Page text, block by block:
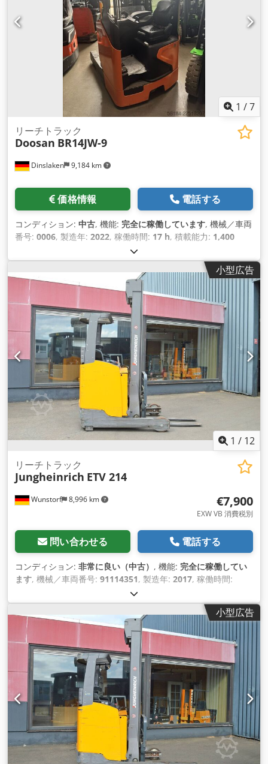
1 /7
Dinslaken 9,184 km
リーチトラック
Doosan BR14JW-9
価格情報 電話する
コンディション: 中古, 機能: 完全に稼働しています, 機械／車両
番号: 0006, 製造年: 2022, 稼働時間: 17 h, 積載能力: 1,400
6,000 mm
mm, 燃料の種類:電気, マスト型式:トリプレックス, 建設高:
2,490 mm
, フォークキャリッジ幅:813 mm, フォーク長:
1,150 mm, 空車重量:3,530 kg（キログラム）
mm
, 建設幅: 1,270 mm,
小型広告
1 / 12
Wunstorf 8,996 km
リーチトラック
Jungheinrich ETV 214
€7,900
EXW VB 消費税別
問い合わせる 電話する
コンディション: 非常に良い（中古） , 機能: 完全に稼働してい
ます, 機械／車両番号: 91114351, 製造年: 2017, 稼働時間:
1,400 kg（キログラム）
フリーリフト:2,200 mm, 荷重中心:600 mm, 燃料の種類:電
気, マスト型式: トリプレックス, バッテリー容量:775 ああ, バ
ッテリー電圧:
, フロントタイヤタイプ: ポリウレタンタイ
ヤ（ノンマーキング）
, 後輪タイヤの種類:
ポリウレタンタイヤ
（ノンマーキング）, 空車重量: 3,540 kg（キログラム）
, 装備:
サイドシフト,
小型広告